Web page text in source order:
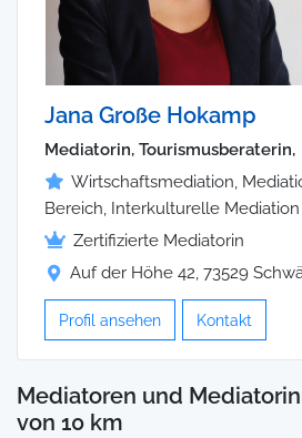
Jana Große Hokamp
Mediatorin, Tourismusberaterin,
Wirtschaftsmediation,
Bereich, Interkulturelle Mediation
Zertifizierte Mediatorin
Auf der Höhe 42, 73529
Profil ansehen Kontakt
Mediatoren und
von 10 km